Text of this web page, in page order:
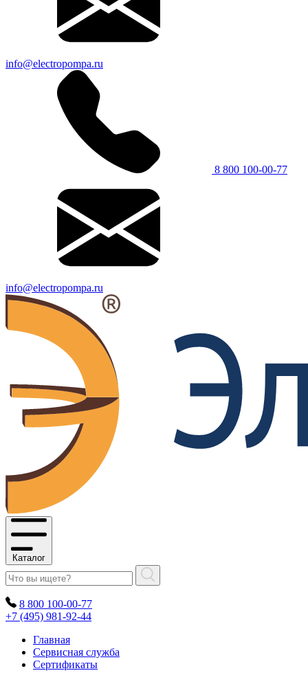
info@electropompa.ru
8 800 100-00-77
info@electropompa.ru
Каталог
8 800 100-00-77
+7 (495) 981-92-44
Главная
Сервисная служба
Сертификаты